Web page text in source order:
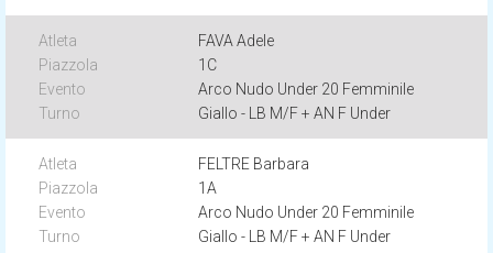
FAVA Adele
1C
Arco Nudo Under 20 Femminile
Giallo - LB M/F + AN F Under
FELTRE Barbara
1A
Arco Nudo Under 20 Femminile
Giallo - LB M/F + AN F Under